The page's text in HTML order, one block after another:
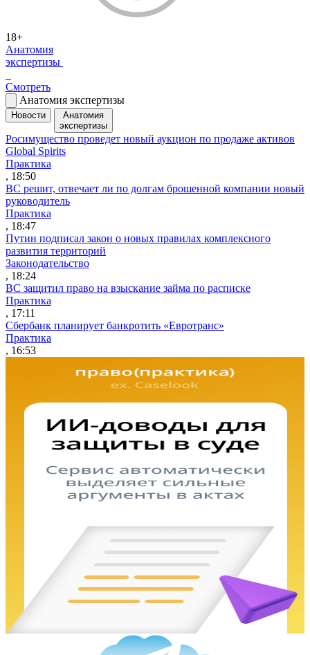
18+
Анатомия
экспертизы
Смотреть
Анатомия экспертизы
Новости
Анатомия
экспертизы
Росимущество проведет новый аукцион по продаже активов
Global Spirits
Практика
, 18:50
ВС решит, отвечает ли по долгам брошенной компании новый
руководитель
Практика
, 18:47
Путин подписал закон о новых правилах комплексного
развития территорий
Законодательство
, 18:24
ВС защитил право на взыскание займа по расписке
Практика
, 17:11
Сбербанк планирует банкротить «Евротранс»
Практика
, 16:53